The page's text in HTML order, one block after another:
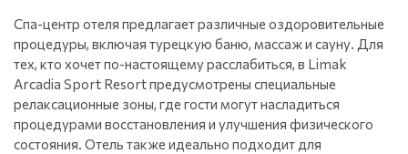
Спа-центр отеля предлагает различные оздоровительные
процедуры, включая турецкую баню, массаж и сауну. Для
тех, кто хочет по-настоящему расслабиться, в Limak
Arcadia Sport Resort предусмотрены специальные
релаксационные зоны, где гости могут насладиться
процедурами восстановления и улучшения физического
состояния. Отель также идеально подходит для